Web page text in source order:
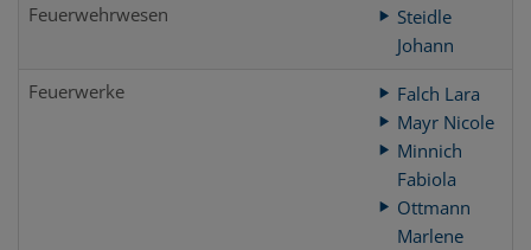
Feuerwehrwesen
Steidle
Johann
Feuerwerke
Falch Lara
Mayr Nicole
Minnich
Fabiola
Ottmann
Marlene